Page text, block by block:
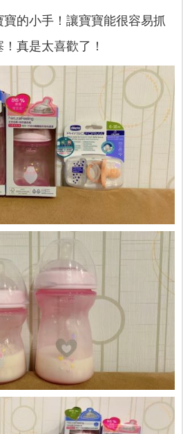
的小手！讓寶寶能很容易抓
真是太喜歡了！